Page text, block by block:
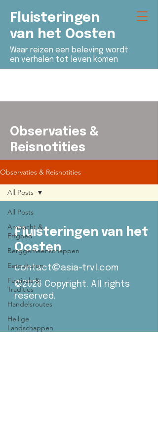
Fluisteringen
van het Oosten
Waar reizen een beleving wordt
en verhalen tot leven komen
Observaties &
Reisnotities
Observaties & Reisnotities
All Posts
Ambacht &
Erfgoed
Berggemeenschappen
Eetculturen
Festivals &
Tradities
Handelsroutes
Heilige
Landschappen
All Posts
Fluisteringen van het
Oosten
contact@asia-trvl.com
©2026 Copyright. All rights
reserved.